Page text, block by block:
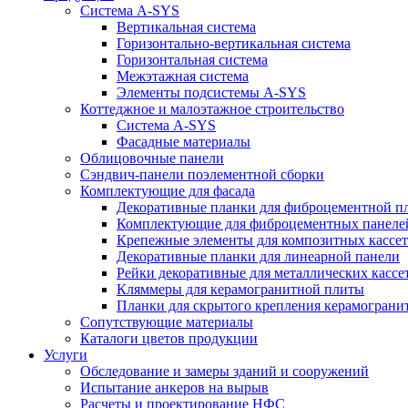
Система A-SYS
Вертикальная система
Горизонтально-вертикальная система
Горизонтальная система
Межэтажная система
Элементы подсистемы A-SYS
Коттеджное и малоэтажное строительство
Система A-SYS
Фасадные материалы
Облицовочные панели
Сэндвич-панели поэлементной сборки
Комплектующие для фасада
Декоративные планки для фиброцементной
Комплектующие для фиброцементных
Крепежные элементы для композитных кассет
Декоративные планки для линеарной панели
Рейки декоративные для металлических
Кляммеры для керамогранитной плиты
Планки для скрытого крепления
Сопутствующие материалы
Каталоги цветов продукции
Услуги
Обследование и замеры зданий и сооружений
Испытание анкеров на вырыв
Расчеты и проектирование НФС